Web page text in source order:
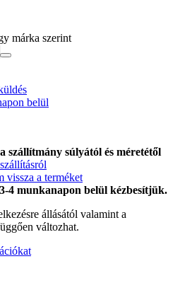
márka szerint
belül
szállítmány súlyától és méretétől
vissza a terméket
4 munkanapon belül kézbesítjük.
állásától valamint a
változhat.